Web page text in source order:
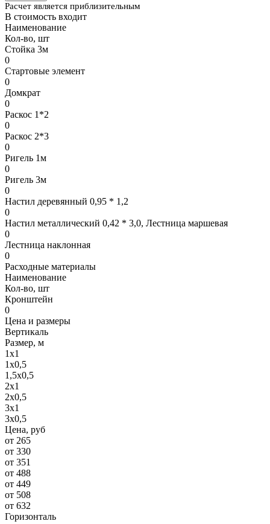
Расчет является приблизительным
В стоимость входит
Наименование
Кол-во, шт
Стойка 3м
0
Стартовые элемент
0
Домкрат
0
Раскос 1*2
0
Раскос 2*3
0
Ригель 1м
0
Ригель 3м
0
Настил деревянный 0,95 * 1,2
0
Настил металлический 0,42 * 3,0, Лестница маршевая
0
Лестница наклонная
0
Расходные материалы
Наименование
Кол-во, шт
Кронштейн
0
Цена и размеры
Вертикаль
Размер, м
1х1
1х0,5
1,5х0,5
2х1
2х0,5
3х1
3х0,5
Цена, руб
от 265
от 330
от 351
от 488
от 449
от 508
от 632
Горизонталь